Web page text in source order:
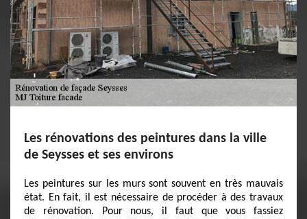
Les rénovations des peintures dans la ville
de Seysses et ses environs
Les peintures sur les murs sont souvent en très mauvais
état. En fait, il est nécessaire de procéder à des travaux
de rénovation. Pour nous, il faut que vous fassiez